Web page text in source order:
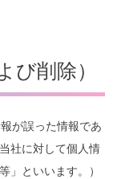
び削除）
が誤った情報であ
社に対して個人情
」といいます。）